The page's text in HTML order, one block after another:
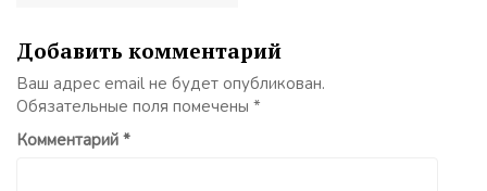
Добавить комментарий
Ваш адрес email не будет опубликован.
Обязательные поля помечены *
Комментарий *